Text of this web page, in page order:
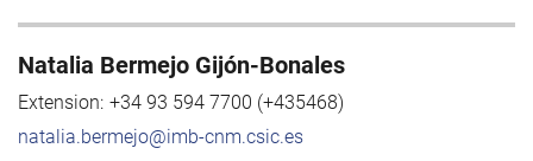
Natalia Bermejo Gijón-Bonales
Extension: +34 93 594 7700 (+435468)
natalia.bermejo@imb-cnm.csic.es